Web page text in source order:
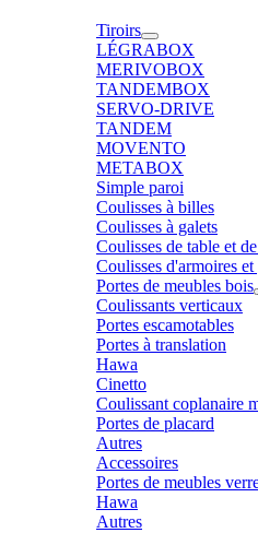
Tiroirs
LÉGRABOX
MERIVOBOX
TANDEMBOX
SERVO-DRIVE
TANDEM
MOVENTO
METABOX
Simple paroi
Coulisses à billes
Coulisses à galets
Coulisses de table et
Coulisses d'armoires
Portes de meubles bois
Coulissants verticaux
Portes escamotables
Portes à translation
Hawa
Cinetto
Coulissant coplanaire
Portes de placard
Autres
Accessoires
Portes de meubles
Hawa
Autres